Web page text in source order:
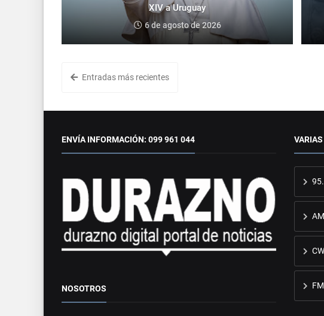
XIV a Uruguay
6 de agosto de 2026
Entradas más recientes
ENVÍA INFORMACIÓN: 099 961 044
NOSOTROS